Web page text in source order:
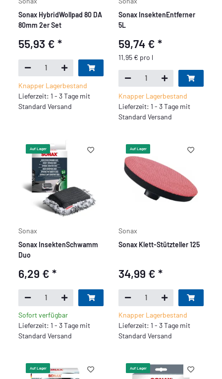
Sonax HybridWollpad 80 DA
80mm 2er Set
55,93 €*
Knapper Lagerbestand
Lieferzeit: 1 - 3 Tage mit
Standard Versand
Sonax InsektenEntferner
5L
59,74 € *
11,95 € pro l
Knapper Lagerbestand
Lieferzeit: 1 - 3 Tage mit
Standard Versand
Auf Lager
Sonax
Sonax InsektenSchwamm
Duo
6,29 €*
Sofort verfügbar
Lieferzeit: 1 - 3 Tage mit
Standard Versand
Auf Lager
Sonax
Sonax Klett-Stützteller 125
34,99 € *
Knapper Lagerbestand
Lieferzeit: 1 - 3 Tage mit
Standard Versand
Auf Lager Auf Lager